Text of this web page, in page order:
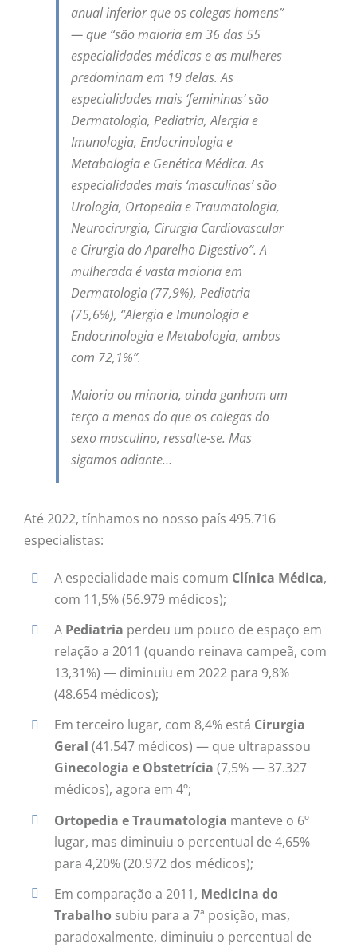
anual inferior que os colegas homens”
— que “são maioria em 36 das 55
especialidades médicas e as mulheres
predominam em 19 delas. As
especialidades mais ‘femininas’ são
Dermatologia, Pediatria, Alergia e
Imunologia, Endocrinologia e
Metabologia e Genética Médica. As
especialidades mais ‘masculinas’ são
Urologia, Ortopedia e Traumatologia,
Neurocirurgia, Cirurgia Cardiovascular
e Cirurgia do Aparelho Digestivo”. A
mulherada é vasta maioria em
Dermatologia (77,9%), Pediatria
(75,6%), “Alergia e Imunologia e
Endocrinologia e Metabologia, ambas
com 72,1%”.
Maioria ou minoria, ainda ganham um
terço a menos do que os colegas do
sexo masculino, ressalte-se. Mas
sigamos adiante…
Até 2022, tínhamos no nosso país 495.716
especialistas:
A especialidade mais comum Clínica Médica,
com 11,5% (56.979 médicos);
A Pediatria perdeu um pouco de espaço em
relação a 2011 (quando reinava campeã, com
13,31%) — diminuiu em 2022 para 9,8%
(48.654 médicos);
Em terceiro lugar, com 8,4% está Cirurgia
Geral (41.547 médicos) — que ultrapassou
Ginecologia e Obstetrícia (7,5% — 37.327
médicos), agora em 4º;
Ortopedia e Traumatologia manteve o 6º
lugar, mas diminuiu o percentual de 4,65%
para 4,20% (20.972 dos médicos);
Em comparação a 2011, Medicina do
Trabalho subiu para a 7ª posição, mas,
paradoxalmente, diminuiu o percentual de